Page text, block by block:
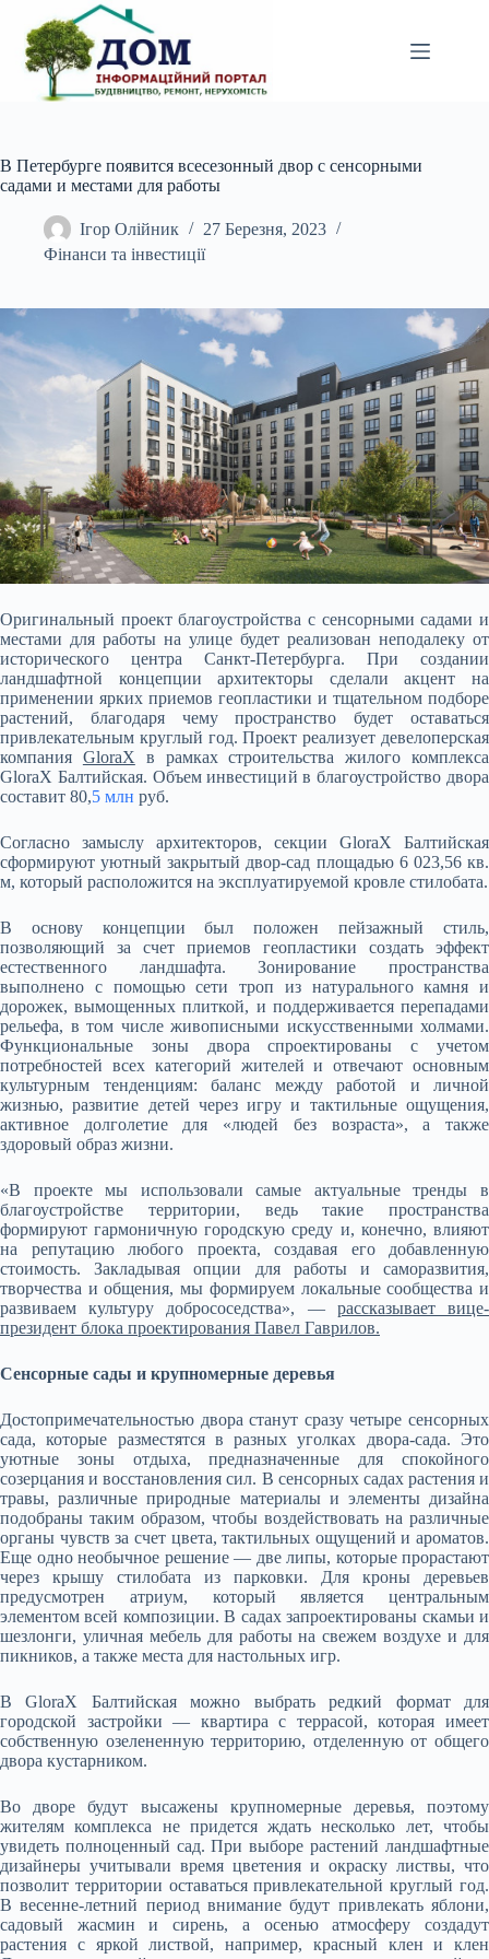
вмісту
В Петербурге появится всесезонный двор с сенсорными
садами и местами для работы
Ігор Олійник
27 Березня, 2023
Фінанси та інвестиції
Оригинальный проект благоустройства с сенсорными садами и
местами для работы на улице будет реализован неподалеку от
исторического центра Санкт-Петербурга. При создании
ландшафтной концепции архитекторы сделали акцент на
применении ярких приемов геопластики и тщательном подборе
растений, благодаря чему пространство будет оставаться
привлекательным круглый год. Проект реализует девелоперская
компания GloraX в рамках строительства жилого комплекса
GloraX Балтийская. Объем инвестиций в благоустройство двора
составит 80,5 млн руб.
Согласно замыслу архитекторов, секции GloraX Балтийская
сформируют уютный закрытый двор-сад площадью 6 023,56 кв.
м, который расположится на эксплуатируемой кровле стилобата.
В основу концепции был положен пейзажный стиль,
позволяющий за счет приемов геопластики создать эффект
естественного ландшафта. Зонирование пространства
выполнено с помощью сети троп из натурального камня и
дорожек, вымощенных плиткой, и поддерживается перепадами
рельефа, в том числе живописными искусственными холмами.
Функциональные зоны двора спроектированы с учетом
потребностей всех категорий жителей и отвечают основным
культурным тенденциям: баланс между работой и личной
жизнью, развитие детей через игру и тактильные ощущения,
активное долголетие для «людей без возраста», а также
здоровый образ жизни.
«В проекте мы использовали самые актуальные тренды в
благоустройстве территории, ведь такие пространства
формируют гармоничную городскую среду и, конечно, влияют
на репутацию любого проекта, создавая его добавленную
стоимость. Закладывая опции для работы и саморазвития,
творчества и общения, мы формируем локальные сообщества и
развиваем культуру добрососедства», — рассказывает вице-
президент блока проектирования Павел Гаврилов.
Сенсорные сады и крупномерные деревья
Достопримечательностью двора станут сразу четыре сенсорных
сада, которые разместятся в разных уголках двора-сада. Это
уютные зоны отдыха, предназначенные для спокойного
созерцания и восстановления сил. В сенсорных садах растения и
травы, различные природные материалы и элементы дизайна
подобраны таким образом, чтобы воздействовать на различные
органы чувств за счет цвета, тактильных ощущений и ароматов.
Еще одно необычное решение — две липы, которые прорастают
через крышу стилобата из парковки. Для кроны деревьев
предусмотрен атриум, который является центральным
элементом всей композиции. В садах запроектированы скамьи и
шезлонги, уличная мебель для работы на свежем воздухе и для
пикников, а также места для настольных игр.
В GloraX Балтийская можно выбрать редкий формат для
городской застройки — квартира с террасой, которая имеет
собственную озелененную территорию, отделенную от общего
двора кустарником.
Во дворе будут высажены крупномерные деревья, поэтому
жителям комплекса не придется ждать несколько лет, чтобы
увидеть полноценный сад. При выборе растений ландшафтные
дизайнеры учитывали время цветения и окраску листвы, что
позволит территории оставаться привлекательной круглый год.
В весенне-летний период внимание будут привлекать яблони,
садовый жасмин и сирень, а осенью атмосферу создадут
растения с яркой листвой, например, красный клен и клен